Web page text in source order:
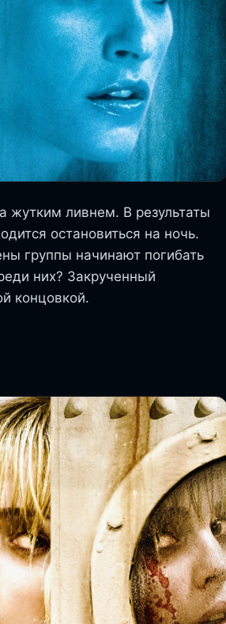
жутким ливнем. В результаты
остановиться на ночь.
группы начинают погибать
них? Закрученный
концовкой.